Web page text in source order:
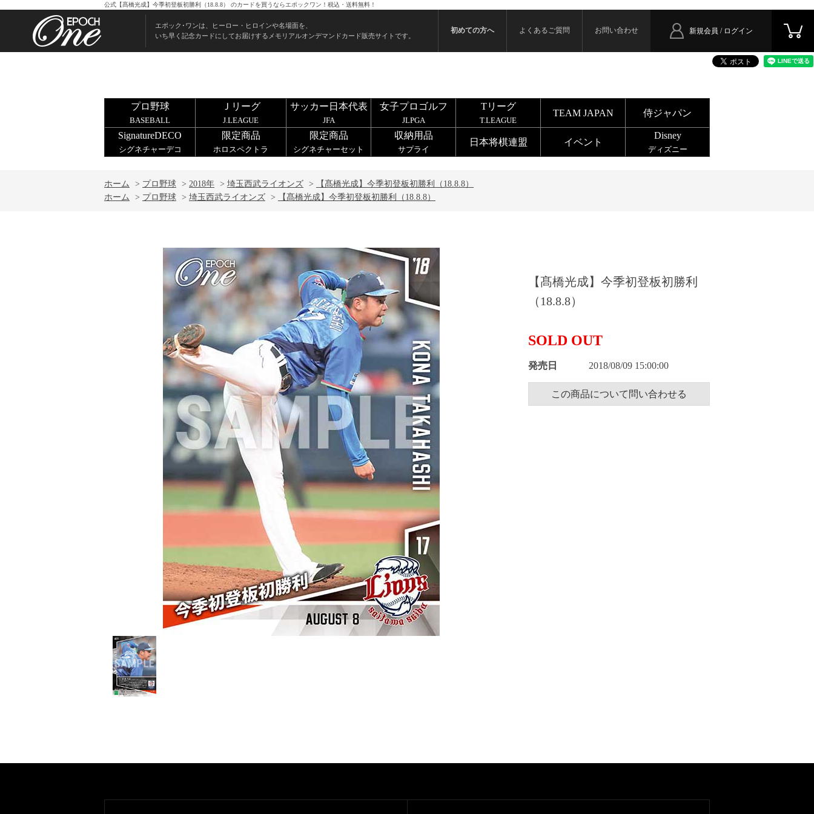
公式【髙橋光成】今季初登板初勝利（18.8.8） のカードを買うならエポックワン！税込・送料無料！
エポック･ワンは、ヒーロー・ヒロインや名場面を、
いち早く記念カードにしてお届けするメモリアルオンデマンドカード販売サイトです。
新規会員 / ログイン
初めての方へ よくあるご質問 お問い合わせ
プロ野球
BASEBALL
Ｊリーグ
J.LEAGUE
サッカー日本代表
JFA
女子プロゴルフ
JLPGA
Tリーグ
T.LEAGUE
TEAM JAPAN 侍ジャパン
SignatureDECO
シグネチャーデコ
限定商品
ホロスペクトラ
限定商品
シグネチャーセット
収納用品
サプライ
日本将棋連盟 イベント
Disney
ディズニー
ホーム > プロ野球 > 2018年 > 埼玉西武ライオンズ >
【髙橋光成】今季初登板初勝利（18.8.8）
ホーム
> プロ野球 > 埼玉西武ライオンズ > 【髙橋光成】今季初登板初勝利（18.8.8）
【髙橋光成】今季初登板初勝利
（18.8.8）
SOLD OUT
発売日 2018/08/09 15:00:00
この商品について問い合わせる